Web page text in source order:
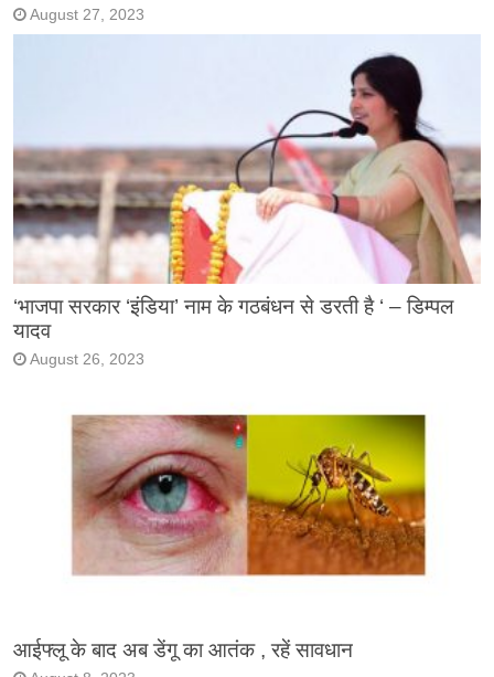
August 27, 2023
‘भाजपा सरकार ‘इंडिया’ नाम के गठबंधन से डरती है ‘ – डिम्पल
यादव
August 26, 2023
आईफ्लू के बाद अब डेंगू का आतंक , रहें सावधान